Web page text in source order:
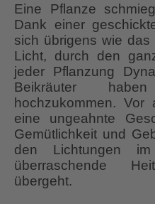
Eine Pflanze
Dank einer
sich übrigens wie
Licht, durch den
jeder Pflanzung
Beikräuter
hochzukommen.
eine ungeahnte
Gemütlichkeit und
den Lichtungen
überraschende
übergeht.